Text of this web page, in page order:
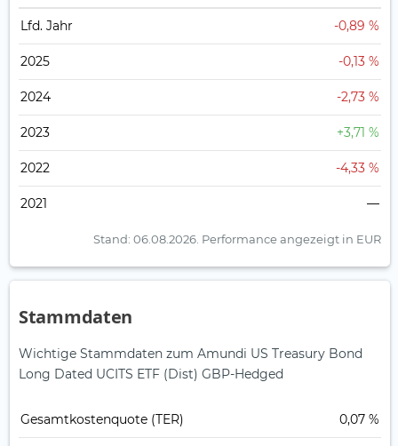
Lfd. Jahr -0,89 %
2025 -0,13 %
2024 -2,73 %
2023 +3,71 %
2022 -4,33 %
2021 —
Stand: 06.08.2026. Performance angezeigt in EUR
Stammdaten
Wichtige Stammdaten zum Amundi US Treasury Bond
Long Dated UCITS ETF (Dist) GBP-Hedged
Gesamt­kosten­quote (TER) 0,07 %